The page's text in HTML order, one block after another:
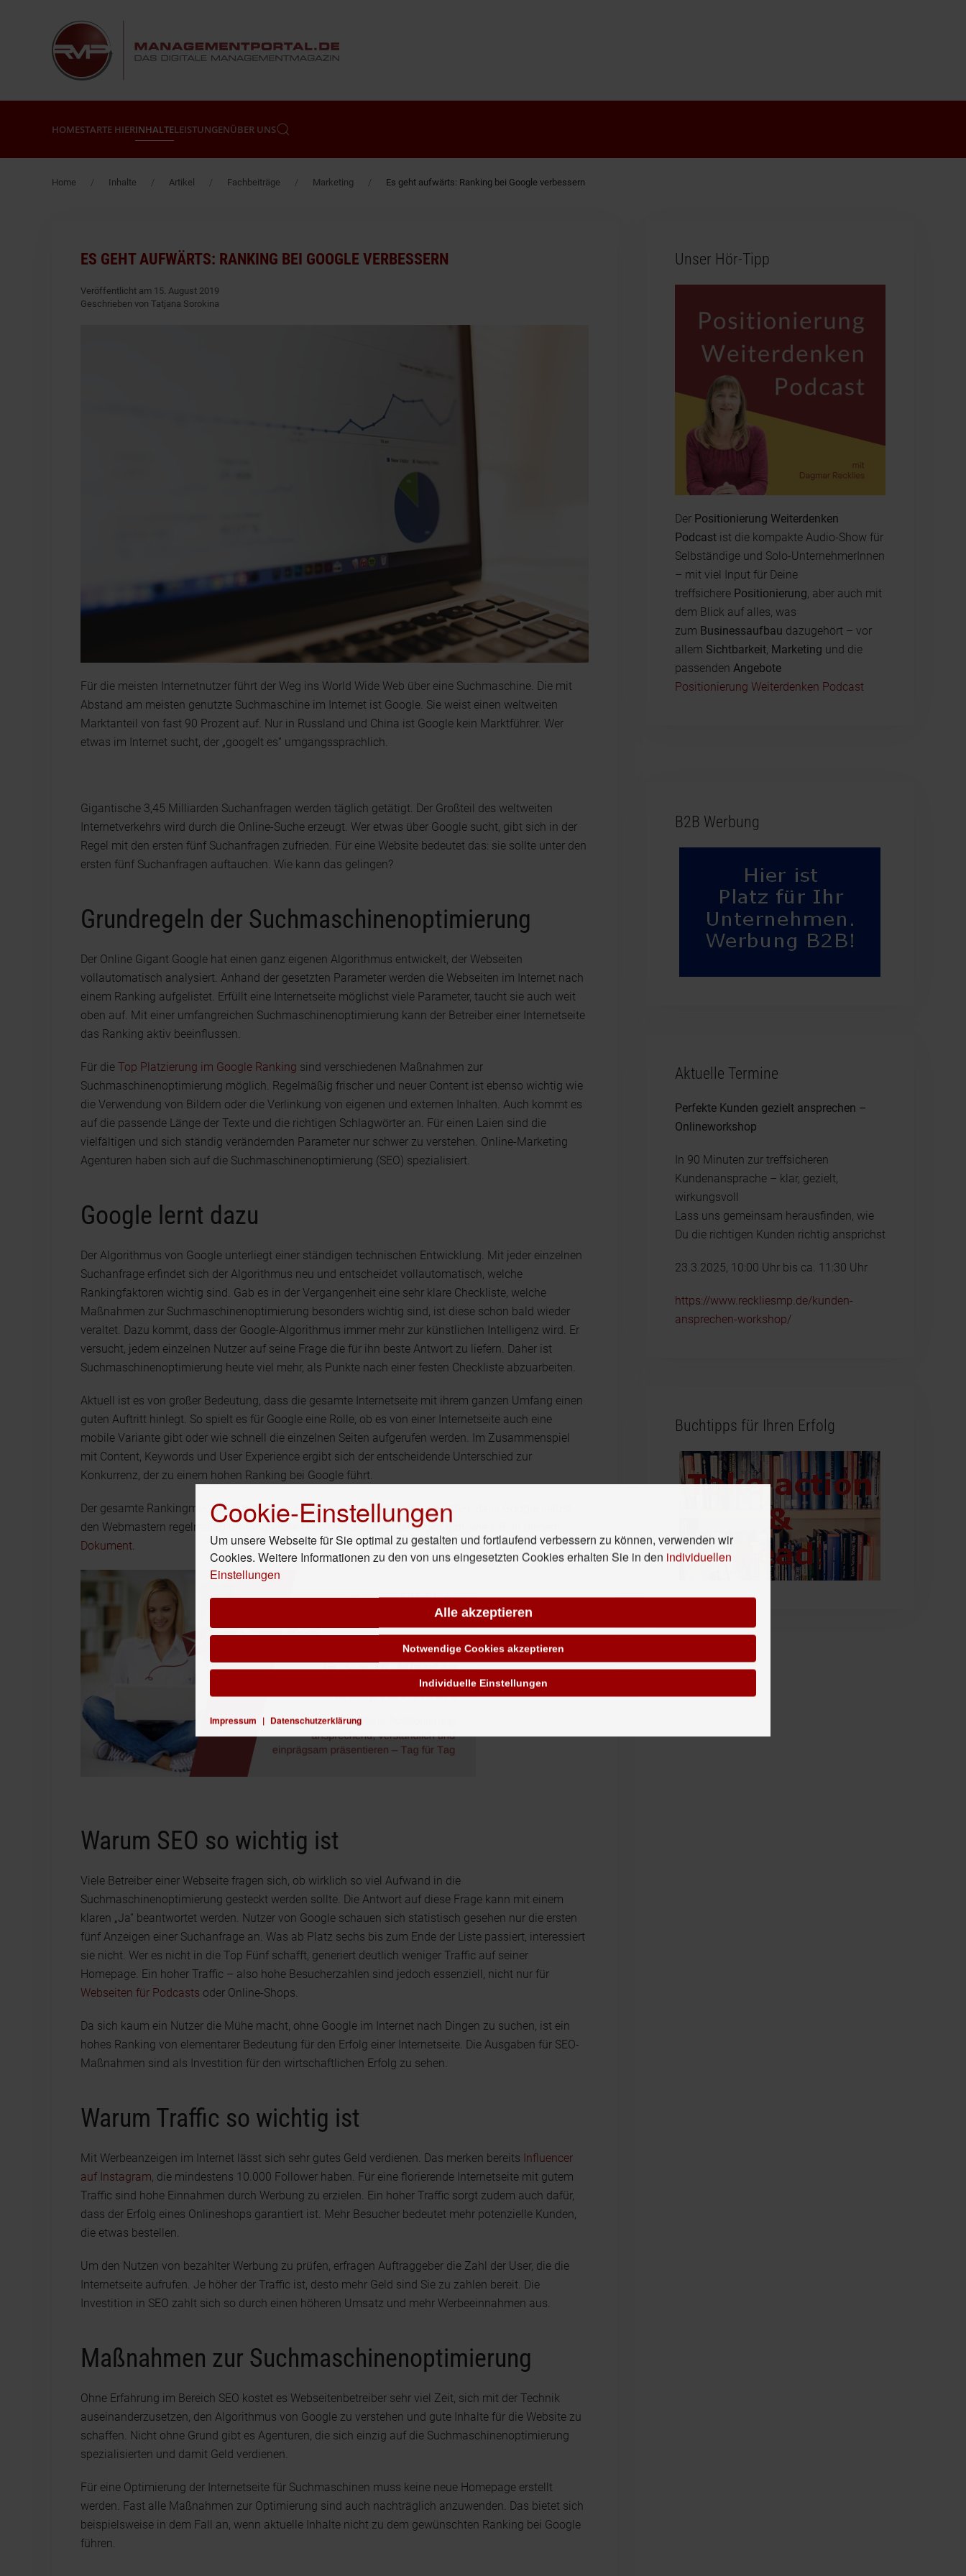
Zum Hauptinhalt springen
HOMESTARTE HIERINHALTELEISTUNGENÜBER UNS
Home Inhalte Artikel Fachbeiträge Marketing Es geht aufwärts: Ranking bei Google verbessern
ES GEHT AUFWÄRTS: RANKING BEI GOOGLE VERBESSERN
Veröffentlicht am 15. August 2019
Geschrieben von Tatjana Sorokina
Für die meisten Internetnutzer führt der Weg ins World Wide Web über eine Suchmaschine. Die mit
Abstand am meisten genutzte Suchmaschine im Internet ist Google. Sie weist einen weltweiten
Marktanteil von fast 90 Prozent auf. Nur in Russland und China ist Google kein Marktführer. Wer
etwas im Internet sucht, der „googelt es“ umgangssprachlich.
Gigantische 3,45 Milliarden Suchanfragen werden täglich getätigt. Der Großteil des weltweiten
Internetverkehrs wird durch die Online-Suche erzeugt. Wer etwas über Google sucht, gibt sich in der
Regel mit den ersten fünf Suchanfragen zufrieden. Für eine Website bedeutet das: sie sollte unter den
ersten fünf Suchanfragen auftauchen. Wie kann das gelingen?
Grundregeln der Suchmaschinenoptimierung
Der Online Gigant Google hat einen ganz eigenen Algorithmus entwickelt, der Webseiten
vollautomatisch analysiert. Anhand der gesetzten Parameter werden die Webseiten im Internet nach
einem Ranking aufgelistet. Erfüllt eine Internetseite möglichst viele Parameter, taucht sie auch weit
oben auf. Mit einer umfangreichen Suchmaschinenoptimierung kann der Betreiber einer Internetseite
das Ranking aktiv beeinflussen.
Für die Top Platzierung im Google Ranking sind verschiedenen Maßnahmen zur
Suchmaschinenoptimierung möglich. Regelmäßig frischer und neuer Content ist ebenso wichtig wie
die Verwendung von Bildern oder die Verlinkung von eigenen und externen Inhalten. Auch kommt es
auf die passende Länge der Texte und die richtigen Schlagwörter an. Für einen Laien sind die
vielfältigen und sich ständig verändernden Parameter nur schwer zu verstehen. Online-Marketing
Agenturen haben sich auf die Suchmaschinenoptimierung (SEO) spezialisiert.
Google lernt dazu
Der Algorithmus von Google unterliegt einer ständigen technischen Entwicklung. Mit jeder einzelnen
Suchanfrage erfindet sich der Algorithmus neu und entscheidet vollautomatisch, welche
Rankingfaktoren wichtig sind. Gab es in der Vergangenheit eine sehr klare Checkliste, welche
Maßnahmen zur Suchmaschinenoptimierung besonders wichtig sind, ist diese schon bald wieder
veraltet. Dazu kommt, dass der Google-Algorithmus immer mehr zur künstlichen Intelligenz wird. Er
versucht, jedem einzelnen Nutzer auf seine Frage die für ihn beste Antwort zu liefern. Daher ist
Suchmaschinenoptimierung heute viel mehr, als Punkte nach einer festen Checkliste abzuarbeiten.
Aktuell ist es von großer Bedeutung, dass die gesamte Internetseite mit ihrem ganzen Umfang einen
guten Auftritt hinlegt. So spielt es für Google eine Rolle, ob es von einer Internetseite auch eine
mobile Variante gibt oder wie schnell die einzelnen Seiten aufgerufen werden. Im Zusammenspiel
mit Content, Keywords und User Experience ergibt sich der entscheidende Unterschied zur
Konkurrenz, der zu einem hohen Ranking bei Google führt.
Der gesamte Rankingmechanismus ist so komplex und dynamisch geworden, dass Google selbst
den Webmastern regelmäßig umfangreiche Hinweise und Erläuterungen gibt, wie z.B.
Dokument.
Warum SEO so wichtig ist
Viele Betreiber einer Webseite fragen sich, ob wirklich so viel Aufwand in die
Suchmaschinenoptimierung gesteckt werden sollte. Die Antwort auf diese Frage kann mit einem
klaren „Ja“ beantwortet werden. Nutzer von Google schauen sich statistisch gesehen nur die ersten
fünf Anzeigen einer Suchanfrage an. Was ab Platz sechs bis zum Ende der Liste passiert, interessiert
sie nicht. Wer es nicht in die Top Fünf schafft, generiert deutlich weniger Traffic auf seiner
Homepage. Ein hoher Traffic – also hohe Besucherzahlen sind jedoch essenziell, nicht nur für
Webseiten für Podcasts oder Online-Shops.
Da sich kaum ein Nutzer die Mühe macht, ohne Google im Internet nach Dingen zu suchen, ist ein
hohes Ranking von elementarer Bedeutung für den Erfolg einer Internetseite. Die Ausgaben für SEO-
Maßnahmen sind als Investition für den wirtschaftlichen Erfolg zu sehen.
Warum Traffic so wichtig ist
Mit Werbeanzeigen im Internet lässt sich sehr gutes Geld verdienen. Das merken bereits Influencer
auf Instagram, die mindestens 10.000 Follower haben. Für eine florierende Internetseite mit gutem
Traffic sind hohe Einnahmen durch Werbung zu erzielen. Ein hoher Traffic sorgt zudem auch dafür,
dass der Erfolg eines Onlineshops garantiert ist. Mehr Besucher bedeutet mehr potenzielle Kunden,
die etwas bestellen.
Um den Nutzen von bezahlter Werbung zu prüfen, erfragen Auftraggeber die Zahl der User, die die
Internetseite aufrufen. Je höher der Traffic ist, desto mehr Geld sind Sie zu zahlen bereit. Die
Investition in SEO zahlt sich so durch einen höheren Umsatz und mehr Werbeeinnahmen aus.
Maßnahmen zur Suchmaschinenoptimierung
Ohne Erfahrung im Bereich SEO kostet es Webseitenbetreiber sehr viel Zeit, sich mit der Technik
auseinanderzusetzen, den Algorithmus von Google zu verstehen und gute Inhalte für die Website zu
schaffen. Nicht ohne Grund gibt es Agenturen, die sich einzig auf die Suchmaschinenoptimierung
spezialisierten und damit Geld verdienen.
Für eine Optimierung der Internetseite für Suchmaschinen muss keine neue Homepage erstellt
werden. Fast alle Maßnahmen zur Optimierung sind auch nachträglich anzuwenden. Das bietet sich
beispielsweise in dem Fall an, wenn aktuelle Inhalte nicht zu dem gewünschten Ranking bei Google
führen.
Unser Hör-Tipp
Der Positionierung Weiterdenken
Podcastist die kompakte Audio-Show für
Selbständige und Solo-UnternehmerInnen
– mit viel Input für Deine
treffsichere Positionierung, aber auch mit
dem Blick auf alles, was
zum Businessaufbau dazugehört – vor
allem Sichtbarkeit, Marketing und die
passenden Angebote
Positionierung Weiterdenken Podcast
B2B Werbung
Aktuelle Termine
Perfekte Kunden gezielt ansprechen –
Onlineworkshop
In 90 Minuten zur treffsicheren
Kundenansprache – klar, gezielt,
wirkungsvoll
Lass uns gemeinsam herausfinden, wie
Du die richtigen Kunden richtig ansprichst
23.3.2025, 10:00 Uhr bis ca. 11:30 Uhr
https://www.reckliesmp.de/kunden-
ansprechen-workshop/
Buchtipps für Ihren Erfolg
Cookie-Einstellungen
Um unsere Webseite für Sie optimal zu gestalten und fortlaufend verbessern zu können, verwenden wir
Cookies. Weitere Informationen zu den von uns eingesetzten Cookies erhalten Sie in den individuellen
Einstellungen
Alle akzeptieren
Notwendige Cookies akzeptieren
Impressum | Datenschutzerklärung
Individuelle Einstellungen